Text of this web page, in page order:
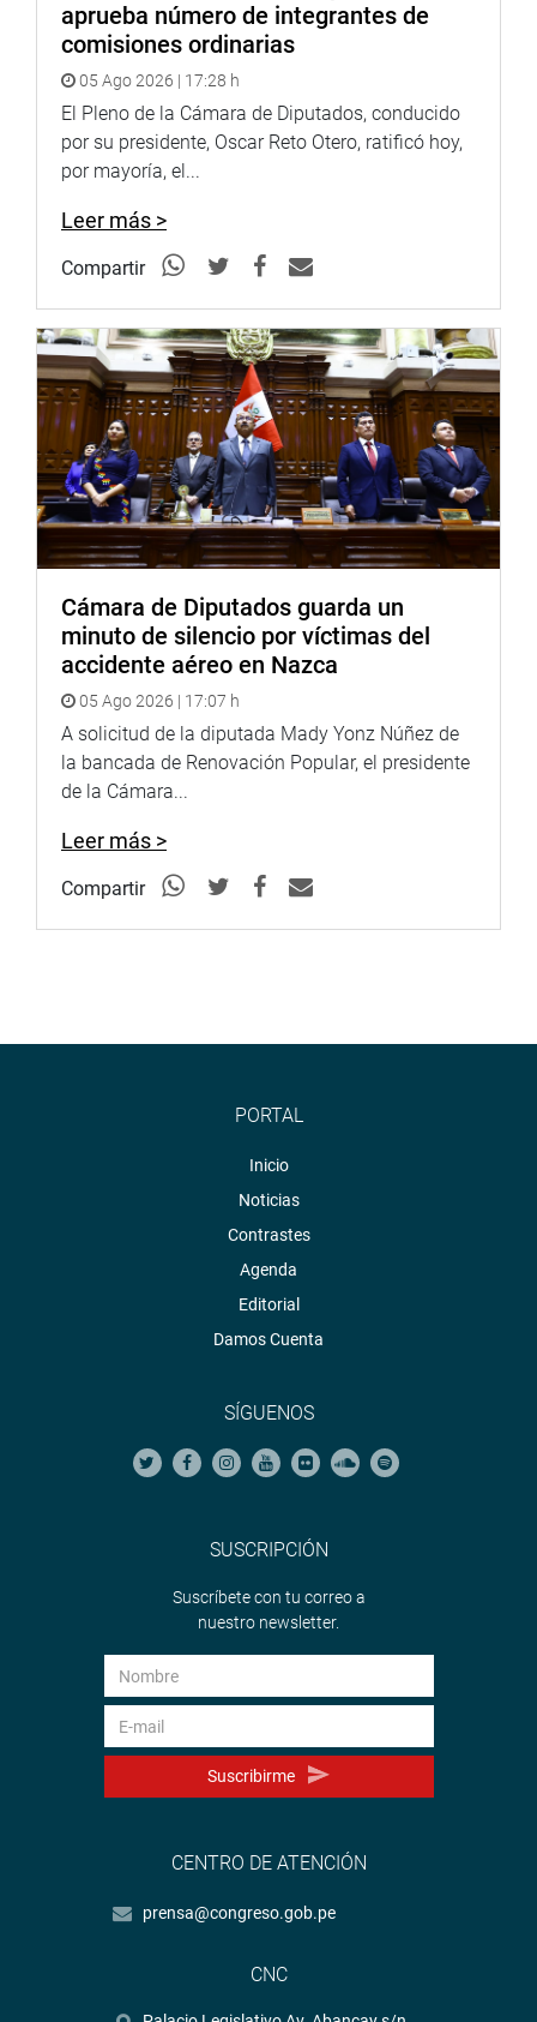
aprueba número de integrantes de
comisiones ordinarias
05 Ago 2026 | 17:28 h
El Pleno de la Cámara de Diputados, conducido
por su presidente, Oscar Reto Otero, ratificó hoy,
por mayoría, el...
Leer más >
Compartir
Cámara de Diputados guarda un
minuto de silencio por víctimas del
accidente aéreo en Nazca
05 Ago 2026 | 17:07 h
A solicitud de la diputada Mady Yonz Núñez de
la bancada de Renovación Popular, el presidente
de la Cámara...
Leer más >
Compartir
PORTAL
Inicio
Noticias
Contrastes
Agenda
Editorial
Damos Cuenta
SÍGUENOS
SUSCRIPCIÓN
Suscríbete con tu correo a
nuestro newsletter.
Suscribirme
CENTRO DE ATENCIÓN
prensa@congreso.gob.pe
CNC